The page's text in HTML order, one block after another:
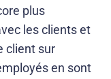
plus
les clients et
client sur
en sont